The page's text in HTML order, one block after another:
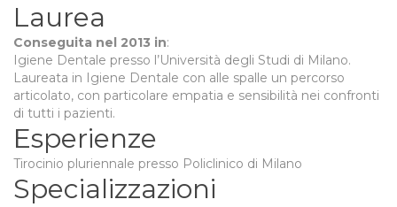
Laurea
Conseguita nel 2013 in:
Igiene Dentale presso l’Università degli Studi di Milano.
Laureata in Igiene Dentale con alle spalle un percorso
articolato, con particolare empatia e sensibilità nei confronti
di tutti i pazienti.
Esperienze
Tirocinio pluriennale presso Policlinico di Milano
Specializzazioni